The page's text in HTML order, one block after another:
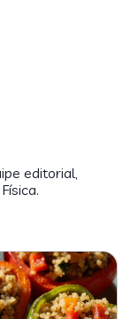
editorial,